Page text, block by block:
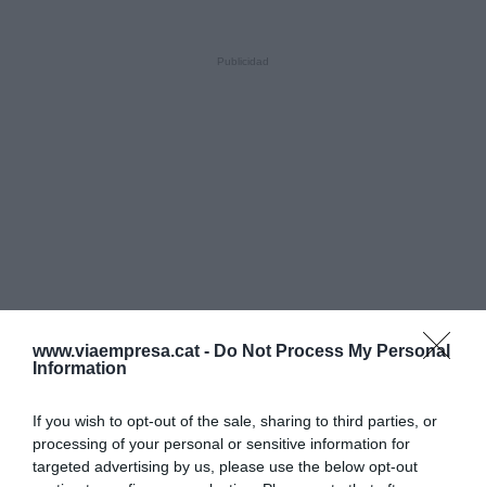
www.viaempresa.cat - Do Not Process My Personal
Information
If you wish to opt-out of the sale, sharing to third parties, or
processing of your personal or sensitive information for
targeted advertising by us, please use the below opt-out